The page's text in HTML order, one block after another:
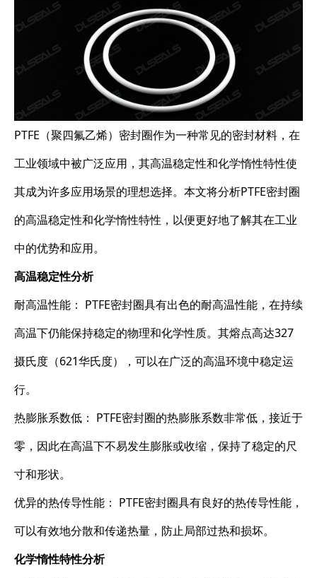
PTFE（聚四氟乙烯）密封圈作为一种常见的密封材料，在
工业领域中被广泛应用，其高温稳定性和化学惰性特性使
其成为许多应用场景的理想选择。本文将分析PTFE密封圈
的高温稳定性和化学惰性特性，以便更好地了解其在工业
中的优势和应用。
高温稳定性分析
耐高温性能： PTFE密封圈具有出色的耐高温性能，在持续
高温下仍能保持稳定的物理和化学性质。其熔点高达327
摄氏度（621华氏度），可以在广泛的高温环境中稳定运
行。
热膨胀系数低： PTFE密封圈的热膨胀系数非常低，接近于
零，因此在高温下不易发生膨胀或收缩，保持了稳定的尺
寸和形状。
优异的热传导性能： PTFE密封圈具有良好的热传导性能，
可以有效地分散和传递热量，防止局部过热和损坏。
化学惰性特性分析